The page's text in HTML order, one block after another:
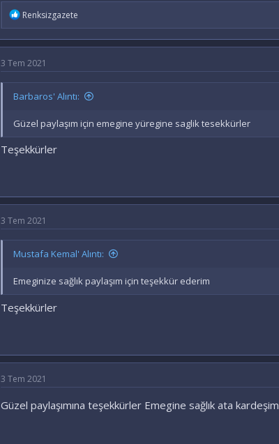
İ
d
l
e
:
Renksizgazete
3 Tem 2021
Barbaros' Alıntı:
Güzel paylaşım için emegine yüregine saglik tesekkürler
Teşekkürler
3 Tem 2021
Mustafa Kemal' Alıntı:
Emeginize sağlık paylaşım için teşekkür ederim
Teşekkürler
3 Tem 2021
Güzel paylaşımına teşekkürler Emegine sağlık ata kardeşim